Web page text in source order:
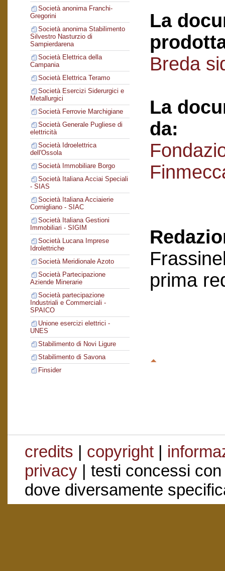
Società anonima Franchi-
Gregorini
Società anonima Stabilimento
Silvestro Nasturzio di
Sampierdarena
Società Elettrica della
Campania
Società Elettrica Teramo
Società Esercizi Siderurgici e
Metallurgici
Società Ferrovie Marchigiane
Società Generale Pugliese di
elettricità
Società Idroelettrica
dell'Ossola
Società Immobiliare Borgo
Società Italiana Acciai Speciali
- SIAS
Società Italiana Acciaierie
Cornigliano - SIAC
Società Italiana Gestioni
Immobiliari - SIGIM
Società Lucana Imprese
Idrolettriche
Società Meridionale Azoto
Società Partecipazione
Aziende Minerarie
Società partecipazione
Industriali e Commerciali -
SPAICO
Unione esercizi elettrici -
UNES
Stabilimento di Novi Ligure
Stabilimento di Savona
Finsider
La
Breda
La
da:
prima
credits | copyright|
privacy| testi concessi
dove diversamente